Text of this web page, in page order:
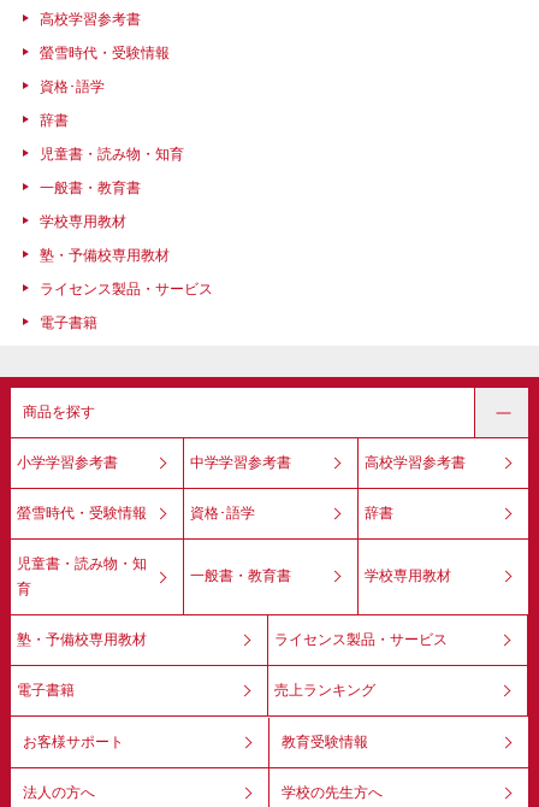
高校学習参考書
螢雪時代・受験情報
資格･語学
辞書
児童書・読み物・知育
一般書・教育書
学校専用教材
塾・予備校専用教材
ライセンス製品・サービス
電子書籍
商品を探す
小学学習参考書 中学学習参考書 高校学習参考書
螢雪時代・受験情報 資格･語学 辞書
児童書・読み物・知
育
一般書・教育書 学校専用教材
塾・予備校専用教材 ライセンス製品・サービス
電子書籍 売上ランキング
お客様サポート 教育受験情報
法人の方へ 学校の先生方へ